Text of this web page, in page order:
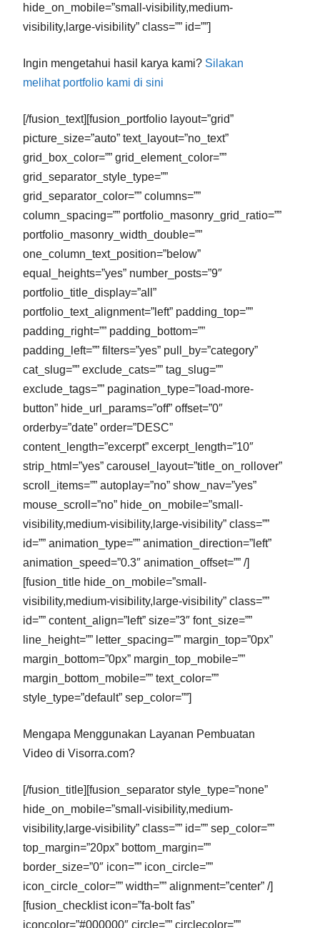
hide_on_mobile=”small-visibility,medium-
visibility,large-visibility” class=”” id=””]
Ingin mengetahui hasil karya kami? Silakan
melihat portfolio kami di sini
[/fusion_text][fusion_portfolio layout=”grid”
picture_size=”auto” text_layout=”no_text”
grid_box_color=”” grid_element_color=””
grid_separator_style_type=””
grid_separator_color=”” columns=””
column_spacing=”” portfolio_masonry_grid_ratio=””
portfolio_masonry_width_double=””
one_column_text_position=”below”
equal_heights=”yes” number_posts=”9″
portfolio_title_display=”all”
portfolio_text_alignment=”left” padding_top=””
padding_right=”” padding_bottom=””
padding_left=”” filters=”yes” pull_by=”category”
cat_slug=”” exclude_cats=”” tag_slug=””
exclude_tags=”” pagination_type=”load-more-
button” hide_url_params=”off” offset=”0″
orderby=”date” order=”DESC”
content_length=”excerpt” excerpt_length=”10″
strip_html=”yes” carousel_layout=”title_on_rollover”
scroll_items=”” autoplay=”no” show_nav=”yes”
mouse_scroll=”no” hide_on_mobile=”small-
visibility,medium-visibility,large-visibility” class=””
id=”” animation_type=”” animation_direction=”left”
animation_speed=”0.3″ animation_offset=”” /]
[fusion_title hide_on_mobile=”small-
visibility,medium-visibility,large-visibility” class=””
id=”” content_align=”left” size=”3″ font_size=””
line_height=”” letter_spacing=”” margin_top=”0px”
margin_bottom=”0px” margin_top_mobile=””
margin_bottom_mobile=”” text_color=””
style_type=”default” sep_color=””]
Mengapa Menggunakan Layanan Pembuatan
Video di Visorra.com?
[/fusion_title][fusion_separator style_type=”none”
hide_on_mobile=”small-visibility,medium-
visibility,large-visibility” class=”” id=”” sep_color=””
top_margin=”20px” bottom_margin=””
border_size=”0″ icon=”” icon_circle=””
icon_circle_color=”” width=”” alignment=”center” /]
[fusion_checklist icon=”fa-bolt fas”
iconcolor=”#000000″ circle=”” circlecolor=””